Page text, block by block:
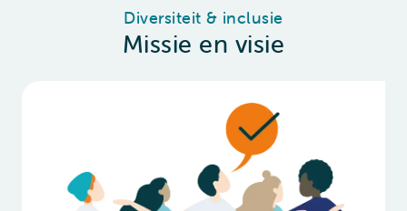
Missie en visie
Diversiteit & inclusie